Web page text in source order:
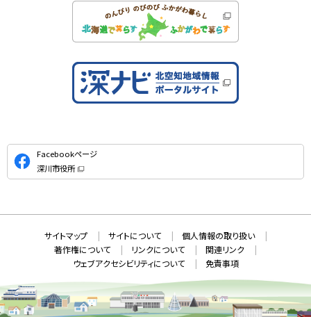
公
式
S
Facebookページ
深川市役所
（
ン
で
開
き
ま
す
メ
ニ
ュ
報
サイトマップ サイトについて
個人情報の取り扱い
著作権について
リンクについて
関連リンク
ウェブアクセシビリティについて
免責事項